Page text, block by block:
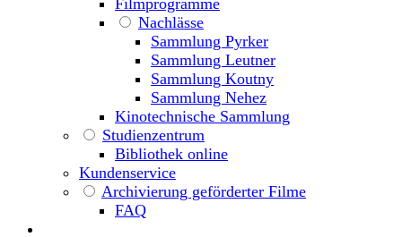
Nachlässe
Sammlung Pyrker
Sammlung Leutner
Sammlung Koutny
Sammlung Nehez
Kinotechnische Sammlung
Studienzentrum
Bibliothek online
Kundenservice
Archivierung geförderter Filme
FAQ